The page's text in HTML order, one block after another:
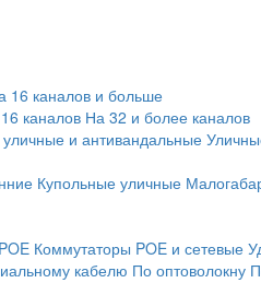
16 каналов и больше
каналов На 32 и более каналов
и антивандальные
Купольные уличные
Коммутаторы POE и сетевые
кабелю По оптоволокну